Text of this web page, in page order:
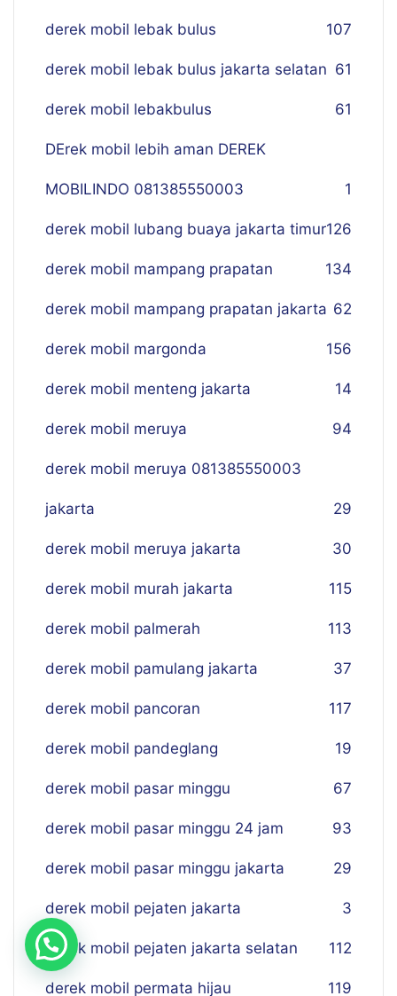
derek mobil lebak bulus 107
derek mobil lebak bulus jakarta selatan 61
derek mobil lebakbulus 61
DErek mobil lebih aman DEREK
MOBILINDO 081385550003 1
derek mobil lubang buaya jakarta timur126
derek mobil mampang prapatan 134
derek mobil mampang prapatan jakarta 62
derek mobil margonda 156
derek mobil menteng jakarta 14
derek mobil meruya 94
derek mobil meruya 081385550003
jakarta 29
derek mobil meruya jakarta 30
derek mobil murah jakarta 115
derek mobil palmerah 113
derek mobil pamulang jakarta 37
derek mobil pancoran 117
derek mobil pandeglang 19
derek mobil pasar minggu 67
derek mobil pasar minggu 24 jam 93
derek mobil pasar minggu jakarta 29
derek mobil pejaten jakarta 3
derek mobil pejaten jakarta selatan 112
derek mobil permata hijau 119